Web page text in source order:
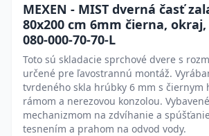
MEXEN - MIST dverná časť
80x200 cm 6mm čierna, okraj,
080-000-70-70-L
Toto sú skladacie sprchové dvere s
určené pre ľavostrannú montáž.
tvrdeného skla hrúbky 6 mm s čiernym
rámom a nerezovou konzolou.
mechanizmom na zdvíhanie a
tesnením a prahom na odvod vody.